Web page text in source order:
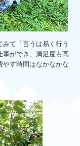
て「言うは易く行う
事ができ、満足度も高
やす時間はなかなかな